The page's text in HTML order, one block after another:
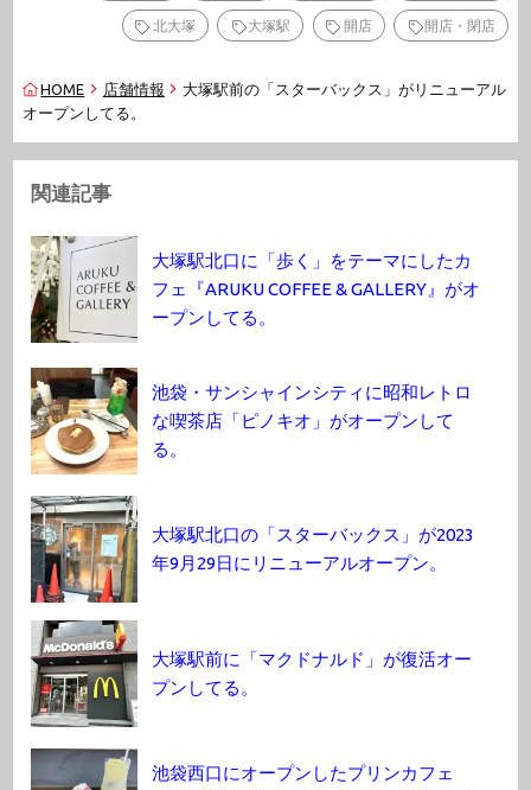
北大塚 大塚駅 開店 開店・閉店
HOME 店舗情報
大塚駅前の「スターバックス」がリニューアル
オープンしてる。
関連記事
大塚駅北口に「歩く」をテーマにしたカ
フェ『ARUKU COFFEE & GALLERY』がオ
ープンしてる。
池袋・サンシャインシティに昭和レトロ
な喫茶店「ピノキオ」がオープンして
る。
大塚駅北口の「スターバックス」が2023
年9月29日にリニューアルオープン。
大塚駅前に「マクドナルド」が復活オー
プンしてる。
池袋西口にオープンしたプリンカフェ